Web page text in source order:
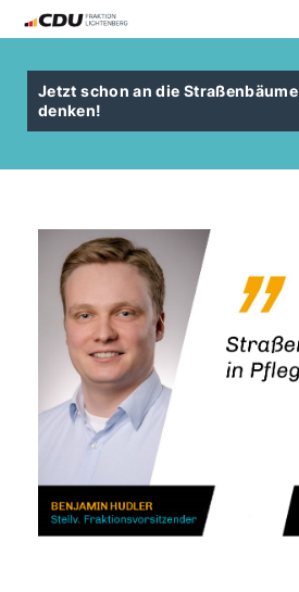
Jetzt schon an die Straßenbäume
denken!